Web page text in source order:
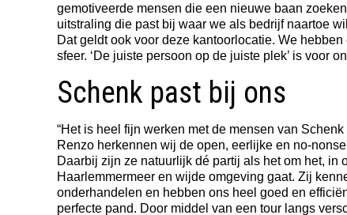
gemotiveerde mensen die een nieuwe baan
uitstraling die past bij waar we als bedrijf naartoe
Dat geldt ook voor deze kantoorlocatie. We
sfeer. ‘De juiste persoon op de juiste plek’ is voor
Schenk past bij ons
“Het is heel fijn werken met de mensen van
Renzo herkennen wij de open, eerlijke en no-
Daarbij zijn ze natuurlijk dé partij als het om het, in
Haarlemmermeer en wijde omgeving gaat. Zij
onderhandelen en hebben ons heel goed en
perfecte pand. Door middel van een tour langs